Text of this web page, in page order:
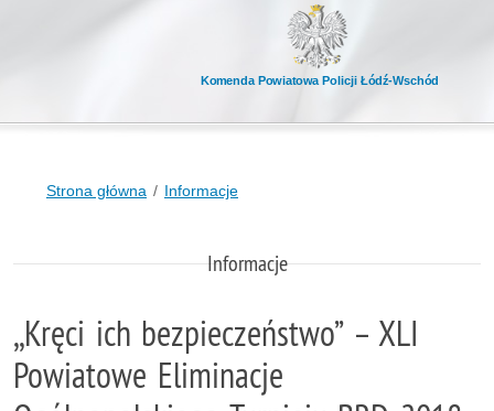
Komenda Powiatowa Policji Łódź-Wschód
Strona główna Informacje
Informacje
,,Kręci ich bezpieczeństwo” – XLI
Powiatowe Eliminacje